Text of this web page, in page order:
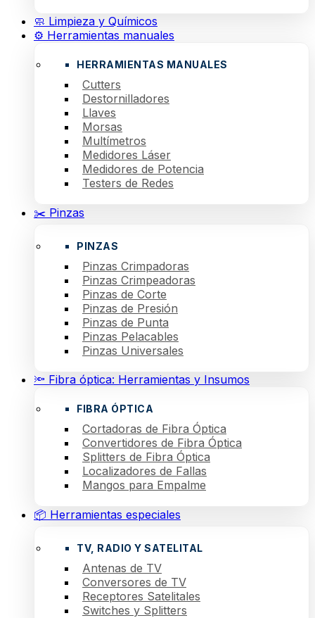
🧼 Limpieza y Químicos
⚙️ Herramientas manuales
HERRAMIENTAS MANUALES
Cutters
Destornilladores
Llaves
Morsas
Multímetros
Medidores Láser
Medidores de Potencia
Testers de Redes
✂️ Pinzas
PINZAS
Pinzas Crimpadoras
Pinzas Crimpeadoras
Pinzas de Corte
Pinzas de Presión
Pinzas de Punta
Pinzas Pelacables
Pinzas Universales
🔦 Fibra óptica: Herramientas y Insumos
FIBRA ÓPTICA
Cortadoras de Fibra Óptica
Convertidores de Fibra Óptica
Splitters de Fibra Óptica
Localizadores de Fallas
Mangos para Empalme
📦 Herramientas especiales
TV, RADIO Y SATELITAL
Antenas de TV
Conversores de TV
Receptores Satelitales
Switches y Splitters